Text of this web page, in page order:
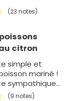
(23 notes)
citron
simple et
mariné !
sympathique
(9 notes)